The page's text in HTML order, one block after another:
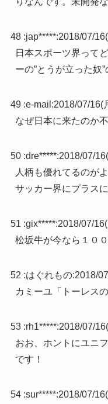
48 :jap*****:2018/07/
日本スポーツ界って
ーの”とうが立った奴
49 :e-mail :2018/07/16(
なぜ日本に来たのか
50 :dre*****:2018/07/
人柄も優れてるのが
サッカー界にプラスに
51 :gix*****:2018/07/
松坂牛が今なら１０
52 :はぐれもの:2018/
カミーユ「トーレス
53 :rh1*****:2018/07/
おお、ホントにユニ
です！
54 :sur*****:2018/07/